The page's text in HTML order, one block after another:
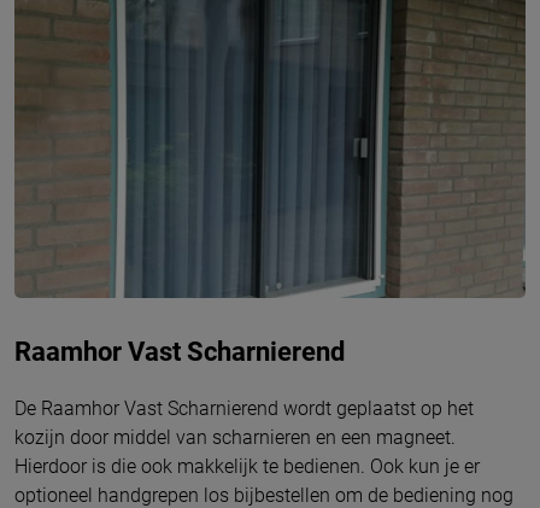
Raamhor Vast Scharnierend
De Raamhor Vast Scharnierend wordt geplaatst op het
kozijn door middel van scharnieren en een magneet.
Hierdoor is die ook makkelijk te bedienen. Ook kun je er
optioneel handgrepen los bijbestellen om de bediening nog